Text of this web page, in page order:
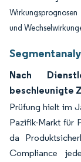
und
Nach
beschleunigte
Prüfung hielt im
Pazifik-Markt für
da
Compliance